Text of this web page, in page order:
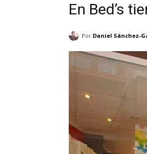
En Bed’s
Por Daniel Sánchez-